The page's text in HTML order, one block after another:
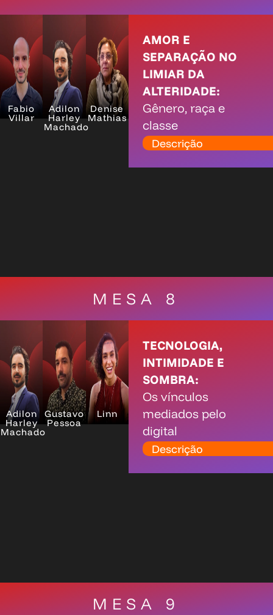
Fabio
Villar
Adilon
Harley
Machado
Denise
Mathias
AMOR E
SEPARAÇÃO NO
LIMIAR DA
ALTERIDADE:
Gênero, raça e
classe
Descrição
MESA 8
Adilon
Harley
Machado
Gustavo
Pessoa
Linn
TECNOLOGIA,
INTIMIDADE E
SOMBRA:
Os vínculos
mediados pelo
digital
Descrição
MESA 9